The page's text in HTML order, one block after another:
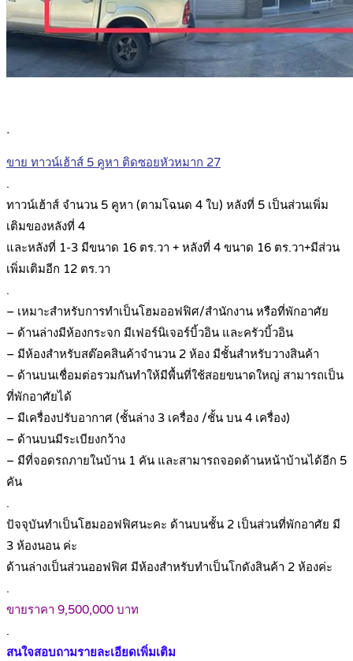
.
ขาย ทาวน์เฮ้าส์ 5 คูหา ติดซอยหัวหมาก 27
.
ทาวน์เฮ้าส์ จำนวน 5 คูหา (ตามโฉนด 4 ใบ) หลังที่ 5 เป็นส่วนเพิ่ม
เติมของหลังที่ 4
และหลังที่ 1-3 มีขนาด 16 ตร.วา + หลังที่ 4 ขนาด 16 ตร.วา+มีส่วน
เพิ่มเติมอีก 12 ตร.วา
.
– เหมาะสำหรับการทำเป็นโฮมออฟฟิศ/สำนักงาน หรือที่พักอาศัย
– ด้านล่างมีห้องกระจก มีเฟอร์นิเจอร์บิ้วอิน และครัวบิ้วอิน
– มีห้องสำหรับสต๊อคสินค้าจำนวน 2 ห้อง มีชั้นสำหรับวางสินค้า
– ด้านบนเชื่อมต่อรวมกันทำให้มีพื้นที่ใช้สอยขนาดใหญ่ สามารถเป็น
ที่พักอาศัยได้
– มีเครื่องปรับอากาศ (ชั้นล่าง 3 เครื่อง /ชั้น บน 4 เครื่อง)
– ด้านบนมีระเบียงกว้าง
– มีที่จอดรถภายในบ้าน 1 คัน และสามารถจอดด้านหน้าบ้านได้อีก 5
คัน
.
ปัจจุบันทำเป็นโฮมออฟฟิศนะคะ ด้านบนชั้น 2 เป็นส่วนที่พักอาศัย มี
3 ห้องนอน ค่ะ
ด้านล่างเป็นส่วนออฟฟิศ มีห้องสำหรับทำเป็นโกดังสินค้า 2 ห้องค่ะ
.
ขายราคา 9,500,000 บาท
.
สนใจสอบถามรายละเอียดเพิ่มเติม